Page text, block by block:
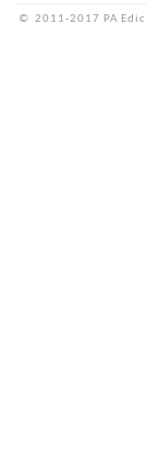
© 2011-2017 PA